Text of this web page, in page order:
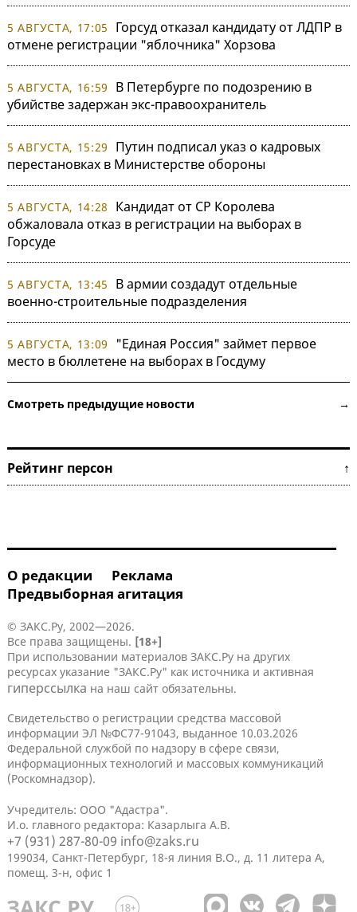
5 АВГУСТА, 17:05
Горсуд отказал кандидату от ЛДПР в
отмене регистрации "яблочника" Хорзова
5 АВГУСТА, 16:59
В Петербурге по подозрению в
убийстве задержан экс-правоохранитель
5 АВГУСТА, 15:29
Путин подписал указ о кадровых
перестановках в Министерстве обороны
5 АВГУСТА, 14:28
Кандидат от СР Королева
обжаловала отказ в регистрации на выборах в
Горсуде
5 АВГУСТА, 13:45
В армии создадут отдельные
военно-строительные подразделения
5 АВГУСТА, 13:09
"Единая Россия" займет первое
место в бюллетене на выборах в Госдуму
Смотреть предыдущие новости →
Рейтинг персон ↑
О редакции
Реклама
Предвыборная агитация
© ЗАКС.Ру, 2002—2026.
Все права защищены. [18+]
При использовании материалов ЗАКС.Ру на других
ресурсах указание "ЗАКС.Ру" как источника и активная
гиперссылка на наш сайт обязательны.
Свидетельство о регистрации средства массовой
информации ЭЛ №ФС77-91043, выданное 10.03.2026
Федеральной службой по надзору в сфере связи,
информационных технологий и массовых коммуникаций
(Роскомнадзор).
Учредитель: ООО "Адастра".
И.о. главного редактора: Казарлыга А.В.
+7 (931) 287-80-09 info@zaks.ru
199034, Санкт-Петербург, 18-я линия В.О., д. 11 литера А,
помещ. 3-н, офис 1